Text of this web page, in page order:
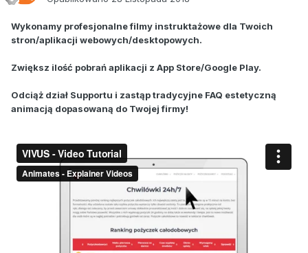
Wykonamy profesjonalne filmy instruktażowe dla Twoich
stron/aplikacji webowych/desktopowych.
Zwiększ ilość pobrań aplikacji z App Store/Google Play.
Odciąż dział Supportu i zastąp tradycyjne FAQ estetyczną
animacją dopasowaną do Twojej firmy!